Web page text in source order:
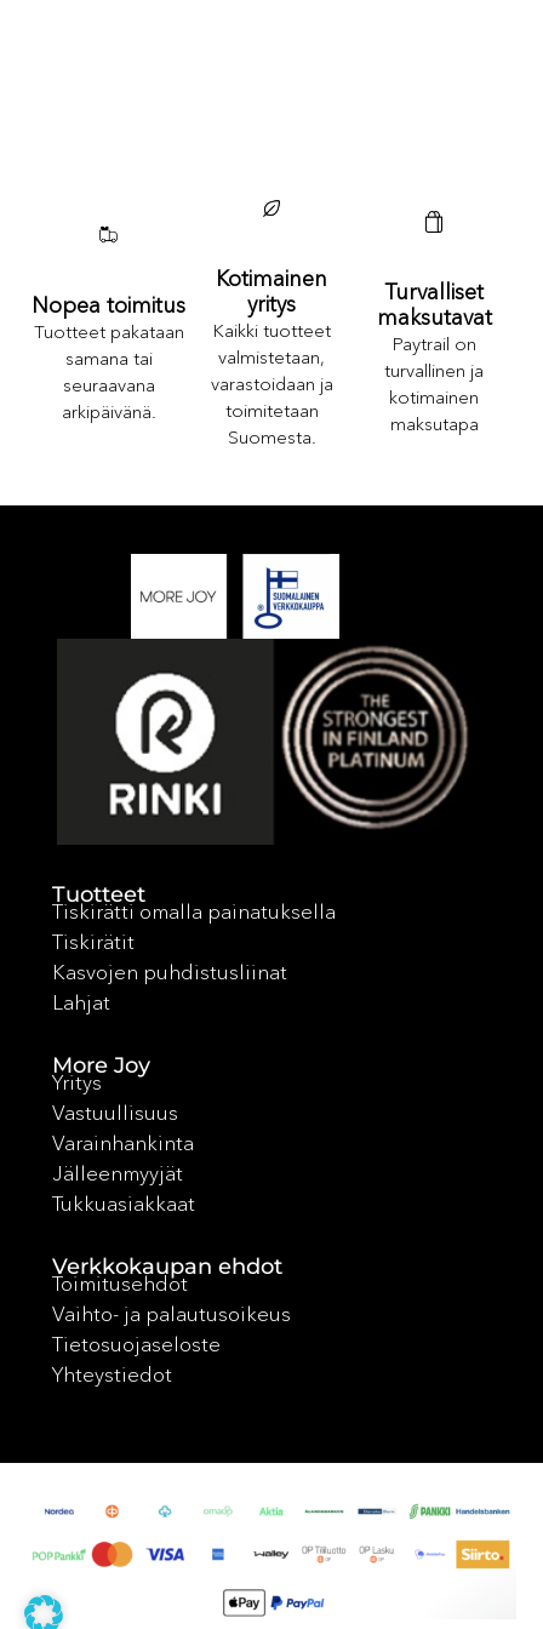
Nopea toimitus
Tuotteet pakataan
samana tai
seuraavana
arkipäivänä.
Kotimainen
yritys
Kaikki tuotteet
valmistetaan,
varastoidaan ja
toimitetaan
Suomesta.
Turvalliset
maksutavat
Paytrail on
turvallinen ja
kotimainen
maksutapa
Tuotteet
Tiskirätti omalla painatuksella
Tiskirätit
Kasvojen puhdistusliinat
Lahjat
More Joy
Yritys
Vastuullisuus
Varainhankinta
Jälleenmyyjät
Tukkuasiakkaat
Verkkokaupan ehdot
Toimitusehdot
Vaihto- ja palautusoikeus
Tietosuojaseloste
Yhteystiedot